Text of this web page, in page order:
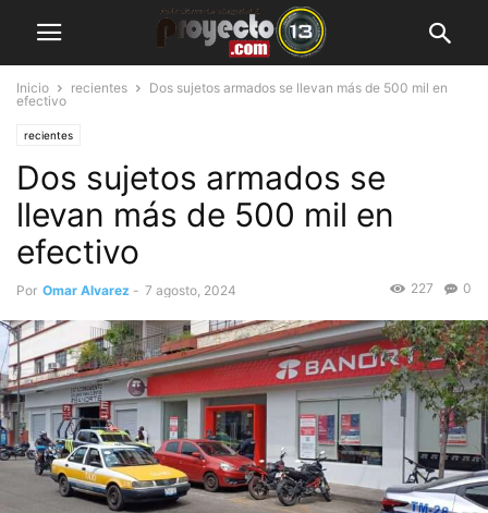
Inicio recientes
Dos sujetos armados se llevan más de 500 mil en
efectivo
recientes
Dos sujetos armados se
llevan más de 500 mil en
efectivo
Por Omar Alvarez - 7 agosto, 2024 0
227